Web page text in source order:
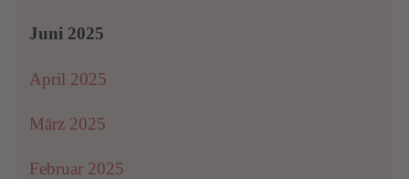
Juni 2025
April 2025
März 2025
Februar 2025